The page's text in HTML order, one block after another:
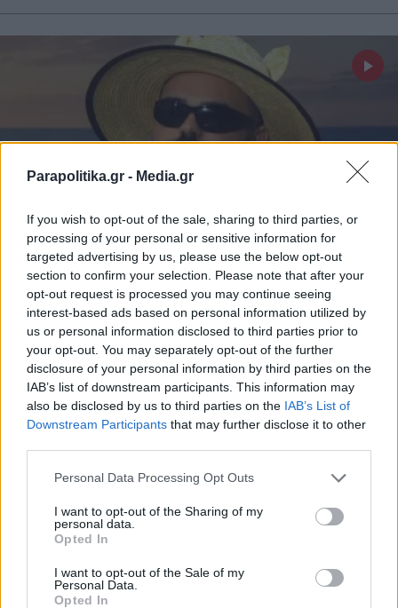
Parapolitika.gr - Media.gr
If you wish to opt-out of the sale, sharing to third parties, or
processing of your personal or sensitive information for
targeted advertising by us, please use the below opt-out
section to confirm your selection. Please note that after your
opt-out request is processed you may continue seeing
interest-based ads based on personal information utilized by
us or personal information disclosed to third parties prior to
your opt-out. You may separately opt-out of the further
disclosure of your personal information by third parties on the
IAB’s list of downstream participants. This information may
also be disclosed by us to third parties on the IAB’s List of
Downstream Participants that may further disclose it to other
Personal Data Processing Opt Outs
I want to opt-out of the Sharing of my
personal data.
Opted In
I want to opt-out of the Sale of my
Personal Data.
Opted In
LIFESTYLE 16.06.2026 22:00
PARAPOLITIKA NEWSROOM
Akylas: Η δύσκολη στιγμή μετά τη
Eurovision - "Δεν άντεξα, έπαθα κρίση
πανικού" ( Βίντεο)
Εγγραφή στο newsletter
Αποδέχομαι τους
και την πολιτική απορρήτου